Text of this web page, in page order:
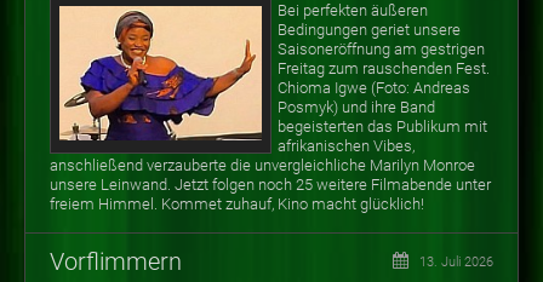
Bei perfekten äußeren
Bedingungen geriet unsere
Saisoneröffnung am gestrigen
Freitag zum rauschenden Fest.
Chioma Igwe (Foto: Andreas
Posmyk) und ihre Band
begeisterten das Publikum mit
afrikanischen Vibes,
anschließend verzauberte die unvergleichliche Marilyn Monroe
unsere Leinwand. Jetzt folgen noch 25 weitere Filmabende unter
freiem Himmel. Kommet zuhauf, Kino macht glücklich!
Vorflimmern 13. Juli 2026